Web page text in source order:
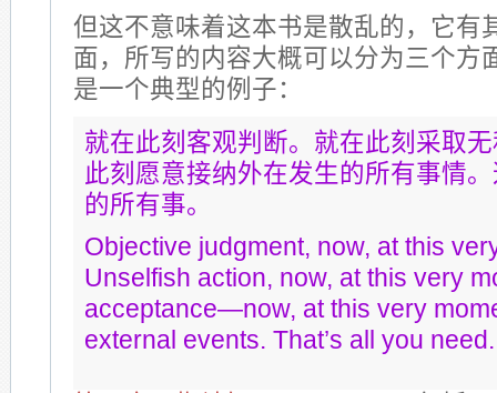
但这不意味着这本书是散乱的，它有
面，所写的内容大概可以分为三个方
是一个典型的例子：
就在此刻客观判断。就在此刻采取
此刻愿意接纳外在发生的所有事情
的所有事。
Objective judgment, now, at this
Unselfish action, now, at this very
acceptance—now, at this very
external events. That’s all you need.